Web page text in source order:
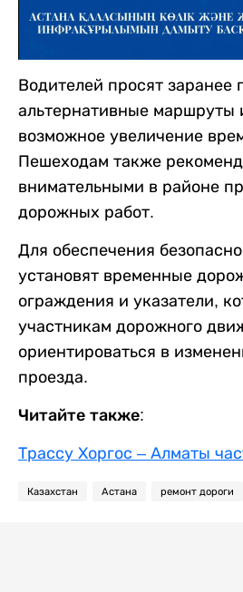
Водителей просят заранее
альтернативные маршруты
возможное увеличение
Пешеходам также
внимательными в районе
дорожных работ.
Для обеспечения
установят временные
ограждения и указатели,
участникам дорожного
ориентироваться в
проезда.
Читайте также:
Трассу Хоргос – Алматы
Казахстан Астана ремонт дороги